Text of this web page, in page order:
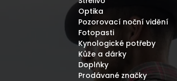
Optika
Pozorovací noční vidění
Fotopasti
Kynologické potřeby
Kůže a dárky
Doplňky
Prodávané značky